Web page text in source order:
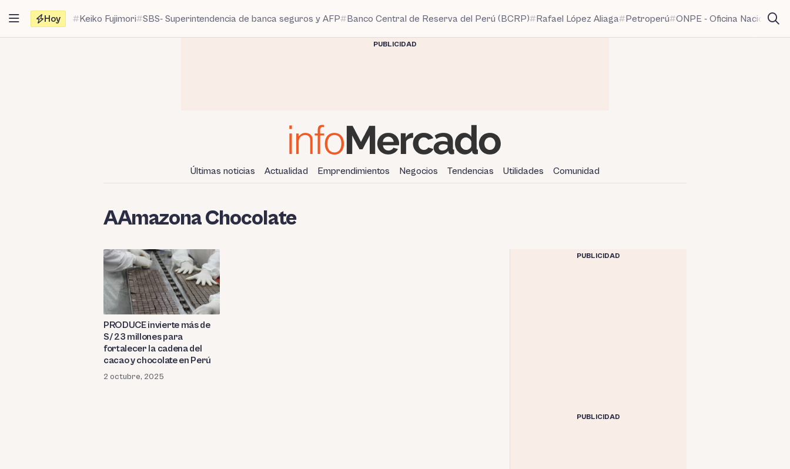
contenido
Hoy Keiko Fujimori SBS- Superintendencia de banca seguros y AFP Banco Central de Reserva del Perú (BCRP) Rafael López Aliaga Petroperú ONPE - Oficina Nacional
PUBLICIDAD
Últimas noticias Actualidad Emprendimientos Negocios Tendencias Utilidades Comunidad
AAmazona Chocolate
PRODUCE invierte más de
S/ 23 millones para
fortalecer la cadena del
cacao y chocolate en Perú
2 octubre, 2025
PUBLICIDAD
PUBLICIDAD